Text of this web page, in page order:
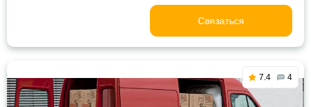
Связаться
7.4 4